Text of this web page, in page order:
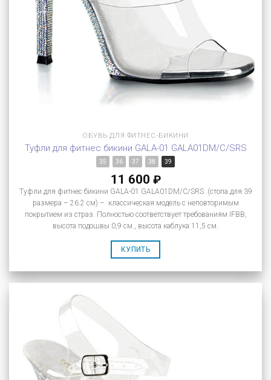
ОБУВЬ ДЛЯ ФИТНЕС-БИКИНИ
Туфли для фитнес бикини GALA-01 GALA01DM/C/SRS
35 36 37 38 39
11 600 ₽
Туфли для фитнес бикини GALA-01 GALA01DM/C/SRS (стопа для 39
размера – 26.2 см) – классическая модель с неповторимым
покрытием из страз. Полностью соответствует требованиям IFBB,
высота подошвы 0,9 см., высота каблука 11,5 см.
КУПИТЬ